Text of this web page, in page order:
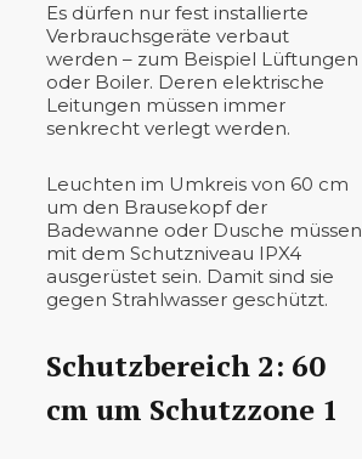
Es dürfen nur fest installierte
Verbrauchsgeräte verbaut
werden – zum Beispiel Lüftungen
oder Boiler. Deren elektrische
Leitungen müssen immer
senkrecht verlegt werden.
Leuchten im Umkreis von 60 cm
um den Brausekopf der
Badewanne oder Dusche müssen
mit dem Schutzniveau IPX4
ausgerüstet sein. Damit sind sie
gegen Strahlwasser geschützt.
Schutzbereich 2: 60
cm um Schutzzone 1